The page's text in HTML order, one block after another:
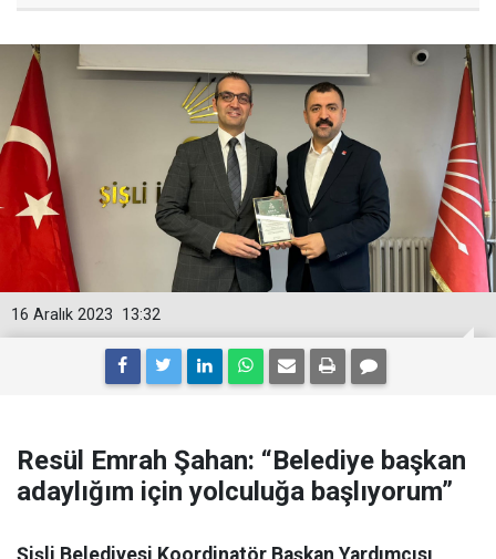
13:32
16 Aralık 2023
Resül Emrah Şahan: “Belediye başkan
adaylığım için yolculuğa başlıyorum”
Şişli Belediyesi Koordinatör Başkan Yardımcısı